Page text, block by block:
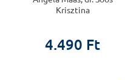
Krisztina
4.490 Ft